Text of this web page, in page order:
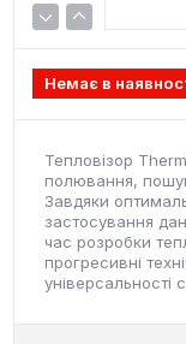
Немає в
Тепловізор
полювання,
Завдяки
застосування
час розробки
прогресивні
універсальності